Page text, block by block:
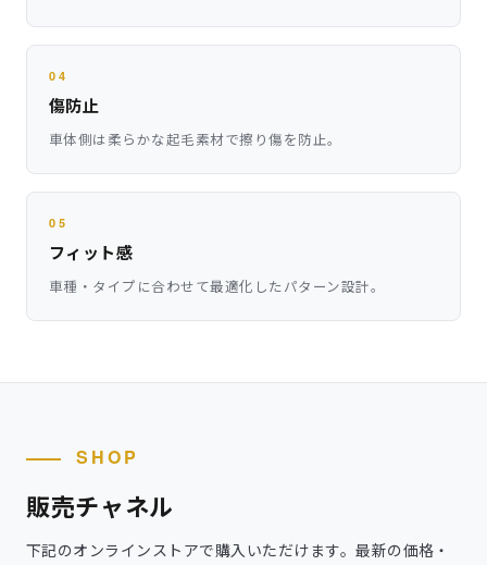
04
傷防止
車体側は柔らかな起毛素材で擦り傷を防止。
05
フィット感
車種・タイプに合わせて最適化したパターン設計。
SHOP
販売チャネル
下記のオンラインストアで購入いただけます。最新の価格・